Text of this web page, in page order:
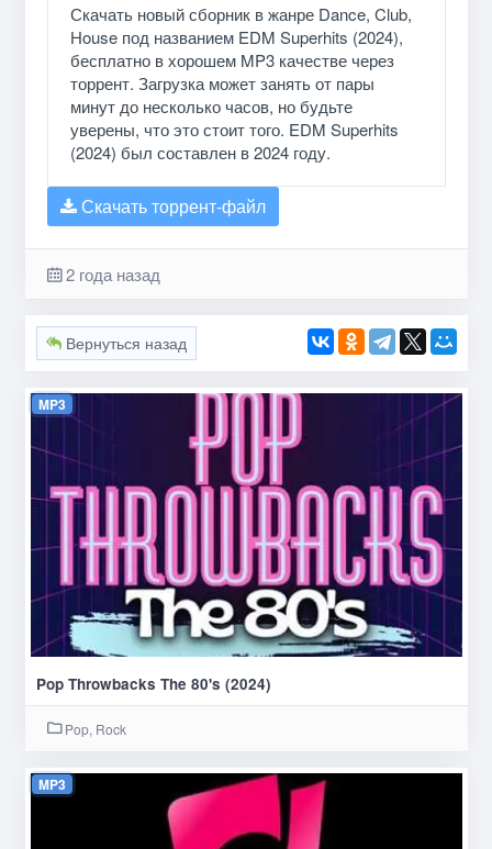
Скачать новый сборник в жанре Dance, Club,
House под названием EDM Superhits (2024),
бесплатно в хорошем MP3 качестве через
торрент. Загрузка может занять от пары
минут до несколько часов, но будьте
уверены, что это стоит того. EDM Superhits
(2024) был составлен в 2024 году.
Скачать торрент-файл
2 года назад
Вернуться назад
MP3
Pop Throwbacks The 80's (2024)
Pop, Rock
MP3